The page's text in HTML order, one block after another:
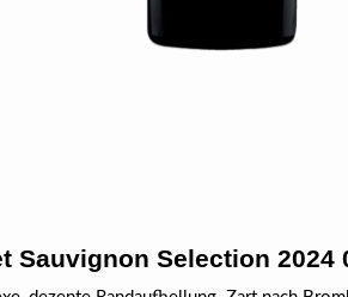
Sauvignon Selection 2024